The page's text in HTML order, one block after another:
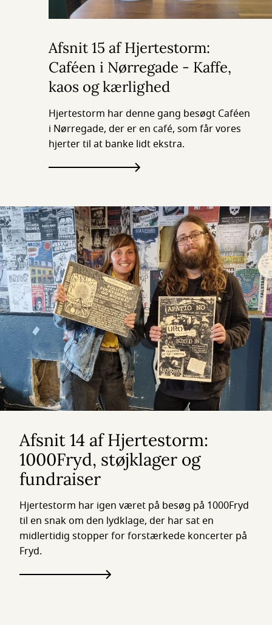
Afsnit 15 af Hjertestorm:
Caféen i Nørregade - Kaffe,
kaos og kærlighed
Hjertestorm har denne gang besøgt Caféen
i Nørregade, der er en café, som får vores
hjerter til at banke lidt ekstra.
Afsnit 14 af Hjertestorm:
1000Fryd, støjklager og
fundraiser
Hjertestorm har igen været på besøg på 1000Fryd
til en snak om den lydklage, der har sat en
midlertidig stopper for forstærkede koncerter på
Fryd.